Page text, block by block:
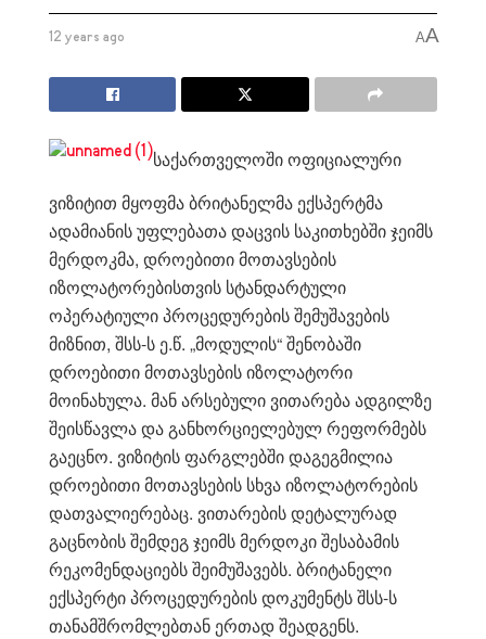
12 years ago AA
საქართველოში ოფიციალური
ვიზიტით მყოფმა ბრიტანელმა ექსპერტმა
ადამიანის უფლებათა დაცვის საკითხებში ჯეიმს
მერდოკმა, დროებითი მოთავსების
იზოლატორებისთვის სტანდარტული
ოპერატიული პროცედურების შემუშავების
მიზნით, შსს-ს ე.წ. „მოდულის“ შენობაში
დროებითი მოთავსების იზოლატორი
მოინახულა. მან არსებული ვითარება ადგილზე
შეისწავლა და განხორციელებულ რეფორმებს
გაეცნო. ვიზიტის ფარგლებში დაგეგმილია
დროებითი მოთავსების სხვა იზოლატორების
დათვალიერებაც. ვითარების დეტალურად
გაცნობის შემდეგ ჯეიმს მერდოკი შესაბამის
რეკომენდაციებს შეიმუშავებს. ბრიტანელი
ექსპერტი პროცედურების დოკუმენტს შსს-ს
თანამშრომლებთან ერთად შეადგენს.